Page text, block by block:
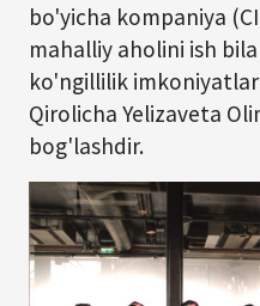
bo'yicha kompaniya
mahalliy aholini ish
ko'ngillilik
Qirolicha Yelizaveta
bog'lashdir.